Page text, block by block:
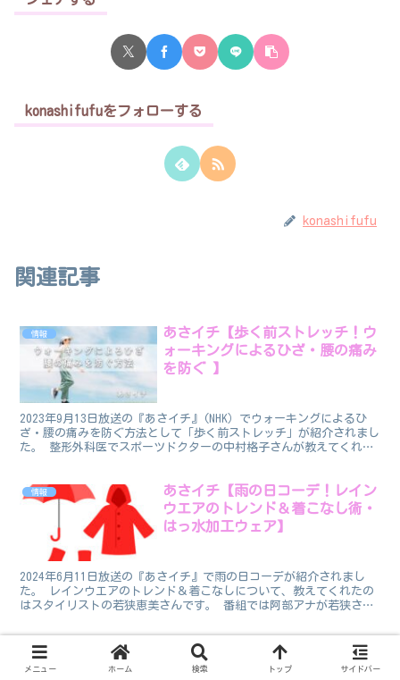
konashifufuをフォローする
konashifufu
関連記事
情報
あさイチ【歩く前ストレッチ！ウ
ォーキングによるひざ・腰の痛み
を防ぐ 】
2023年9月13日放送の『あさイチ』(NHK）でウォーキングによるひ
ざ・腰の痛みを防ぐ方法として「歩く前ストレッチ」が紹介されまし
た。 整形外科医でスポーツドクターの中村格子さんが教えてくれま
情報
あさイチ【雨の日コーデ！レイン
ウエアのトレンド＆着こなし術・
はっ水加工ウェア】
2024年6月11日放送の『あさイチ』で雨の日コーデが紹介されまし
た。 レインウエアのトレンド＆着こなしについて、教えてくれたの
はスタイリストの若狭恵美さんです。 番組では阿部アナが若狭さん
情報
ひるおび【AI測定＆最新肌ケア！
皮膚科医の友利新さんがアドバイ
メニュー ホーム 検索 トップ サイドバー